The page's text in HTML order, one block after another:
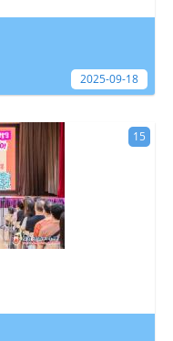
2025-09-18
15